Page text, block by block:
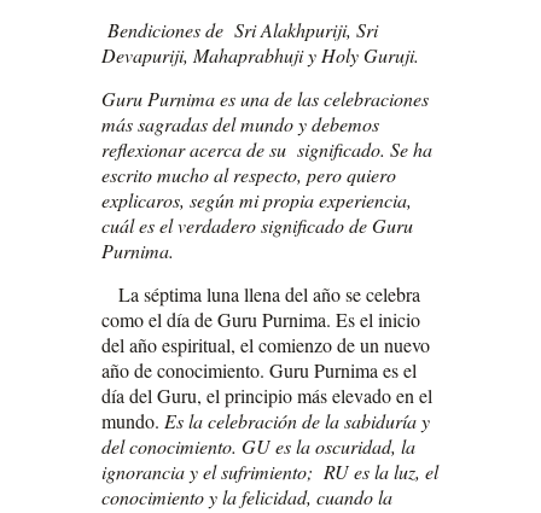
Bendiciones de Sri Alakhpuriji, Sri
Devapuriji, Mahaprabhuji y Holy Guruji.
Guru Purnima es una de las celebraciones
más sagradas del mundo y debemos
reflexionar acerca de su significado. Se ha
escrito mucho al respecto, pero quiero
explicaros, según mi propia experiencia,
cuál es el verdadero significado de Guru
Purnima.
La séptima luna llena del año se celebra
como el día de Guru Purnima. Es el inicio
del año espiritual, el comienzo de un nuevo
año de conocimiento. Guru Purnima es el
día del Guru, el principio más elevado en el
mundo. Es la celebración de la sabiduría y
del conocimiento. GU es la oscuridad, la
ignorancia y el sufrimiento; RU es la luz, el
conocimiento y la felicidad, cuando la